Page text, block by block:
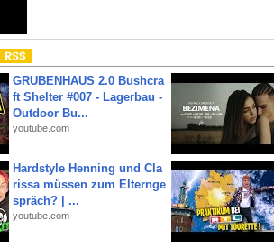
GRUBENHAUS 2.0 Bushcra
ft Shelter #007 - Lagerbau -
Outdoor Bu...
youtube.com
Hardstyle Henning und Cla
rissa müssen zum Elternge
spräch? | ...
youtube.com